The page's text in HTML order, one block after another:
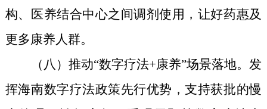
构、医养结合中心之间调剂使用，让好药惠及
更多康养人群。
（八）推动“数字疗法+康养”场景落地。发
挥海南数字疗法政策先行优势，支持获批的慢